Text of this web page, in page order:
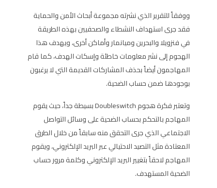
ووفقاً للتقرير الذي نشرته مجموعة أبحاث الأمن والحماية
فقد جرى استهداف النشطاء والصحفيين بهذه الطريقة
في فنزويلا والبحرين وميانمار وأماكن أخرى، ويهدف هذا
الهجوم إلى نشر معلومات خاطئة وإسكات الهدف، كما قام
المهاجمون أيضاً بحذف المشاركات القديمة التي لا يرغبون
بوجودها ضمن حساب الضحية.
وتعتبر فكرة هجوم Doubleswitch بسيطة جداً، حيث يقوم
المهاجم بالتحكم بحساب الضحية على وسائل التواصل
الاجتماعي الذي جرى التحقق منه سابقاً من خلال الطرق
المعتادة مثل التصيد الاحتيالي عبر البريد الإلكتروني، ويقوم
المهاجم لاحقاً بتغيير البريد الإلكتروني وكلمة مرور حساب
الضحية المستهدف.